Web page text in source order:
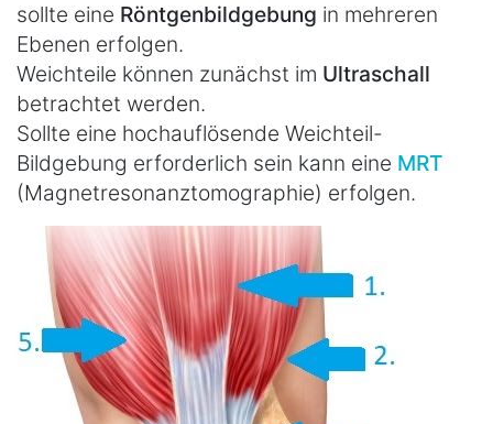
sollte eine Röntgenbildgebung in mehreren
Ebenen erfolgen.
Weichteile können zunächst im Ultraschall
betrachtet werden.
Sollte eine hochauflösende Weichteil-
Bildgebung erforderlich sein kann eine MRT
(Magnetresonanztomographie) erfolgen.